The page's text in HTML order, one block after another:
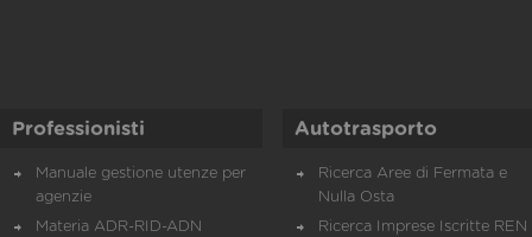
Professionisti
Manuale gestione utenze per
agenzie
Materia ADR-RID-ADN
Autotrasporto
Ricerca Aree di Fermata e
Nulla Osta
Ricerca Imprese Iscritte REN